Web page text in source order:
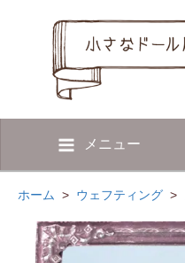
メニュー
ホーム > ウェフティング >